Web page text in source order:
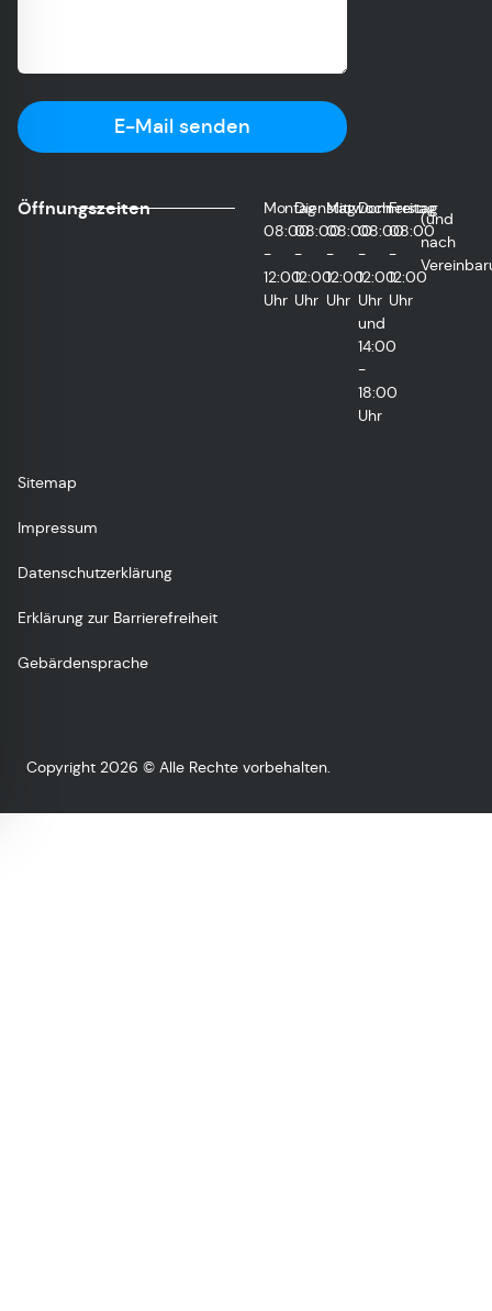
E-Mail senden
Öffnungszeiten
Montag
08:00
-
12:00
Uhr
Dienstag
08:00
-
12:00
Uhr
Mittwoch
08:00
-
12:00
Uhr
Donnerstag
08:00
-
12:00
Uhr
und
14:00
-
18:00
Uhr
Freitag
08:00
-
12:00
Uhr
(und
nach
Sitemap
Impressum
Datenschutzerklärung
Erklärung zur Barrierefreiheit
Gebärdensprache
Copyright 2026 © Alle Rechte vorbehalten.